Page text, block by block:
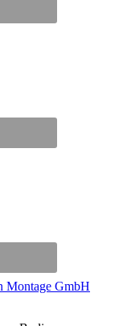
Montage GmbH